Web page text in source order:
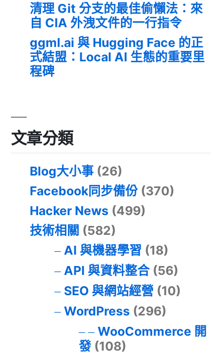
清理 Git 分支的最佳偷懶法：來
自 CIA 外洩文件的一行指令
ggml.ai 與 Hugging Face 的正
式結盟：Local AI 生態的重要里
程碑
文章分類
Blog大小事 (26)
Facebook同步備份 (370)
Hacker News (499)
技術相關 (582)
AI 與機器學習 (18)
API 與資料整合(56)
SEO 與網站經營 (10)
WordPress (296)
WooCommerce 開
發(108)